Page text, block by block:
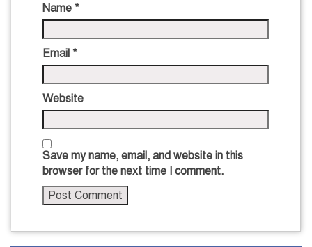
Name *
Email *
Website
Save my name, email, and website in this
browser for the next time I comment.